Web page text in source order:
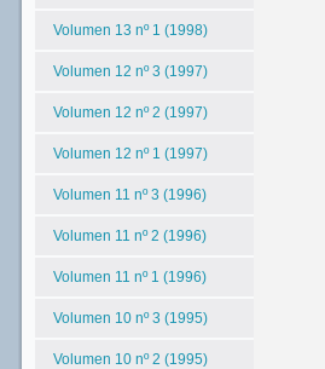
Volumen 13 nº 1 (1998)
Volumen 12 nº 3 (1997)
Volumen 12 nº 2 (1997)
Volumen 12 nº 1 (1997)
Volumen 11 nº 3 (1996)
Volumen 11 nº 2 (1996)
Volumen 11 nº 1 (1996)
Volumen 10 nº 3 (1995)
Volumen 10 nº 2 (1995)